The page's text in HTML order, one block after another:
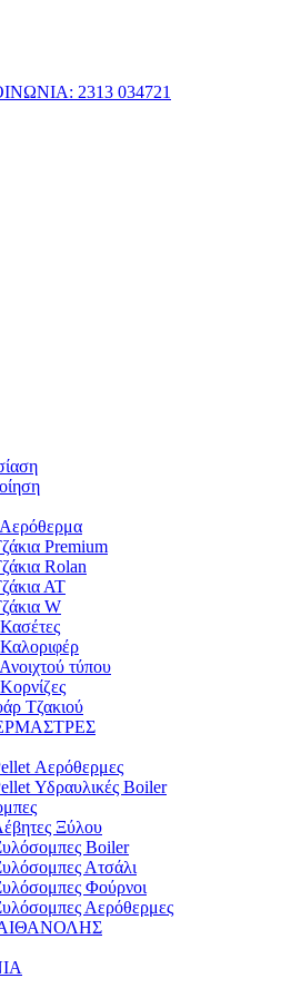
2313 034721
Premium
Rolan
ΑΤ
W
τύπου
Τζακιού
Αερόθερμες
Υδραυλικές Boiler
Ξύλου
Boiler
Ατσάλι
Φούρνοι
Αερόθερμες